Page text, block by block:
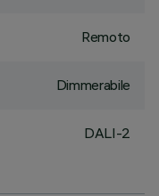
Remoto
Dimmerabile
DALI-2